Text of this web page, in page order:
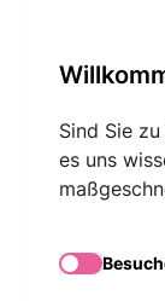
Sind Sie
es uns